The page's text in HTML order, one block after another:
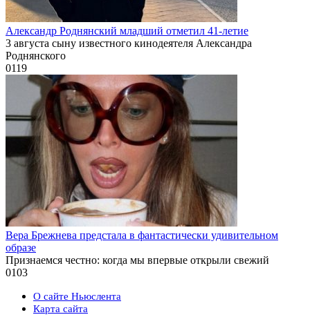
Александр Роднянский младший отметил 41-летие
3 августа сыну известного кинодеятеля Александра
Роднянского
0119
Вера Брежнева предстала в фантастически удивительном
образе
Признаемся честно: когда мы впервые открыли свежий
0103
О сайте Ньюслента
Карта сайта